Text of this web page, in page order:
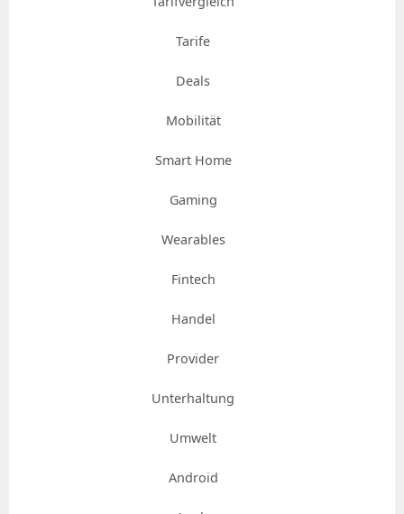
Tarife
Deals
Mobilität
Smart Home
Gaming
Wearables
Fintech
Handel
Provider
Unterhaltung
Umwelt
Android